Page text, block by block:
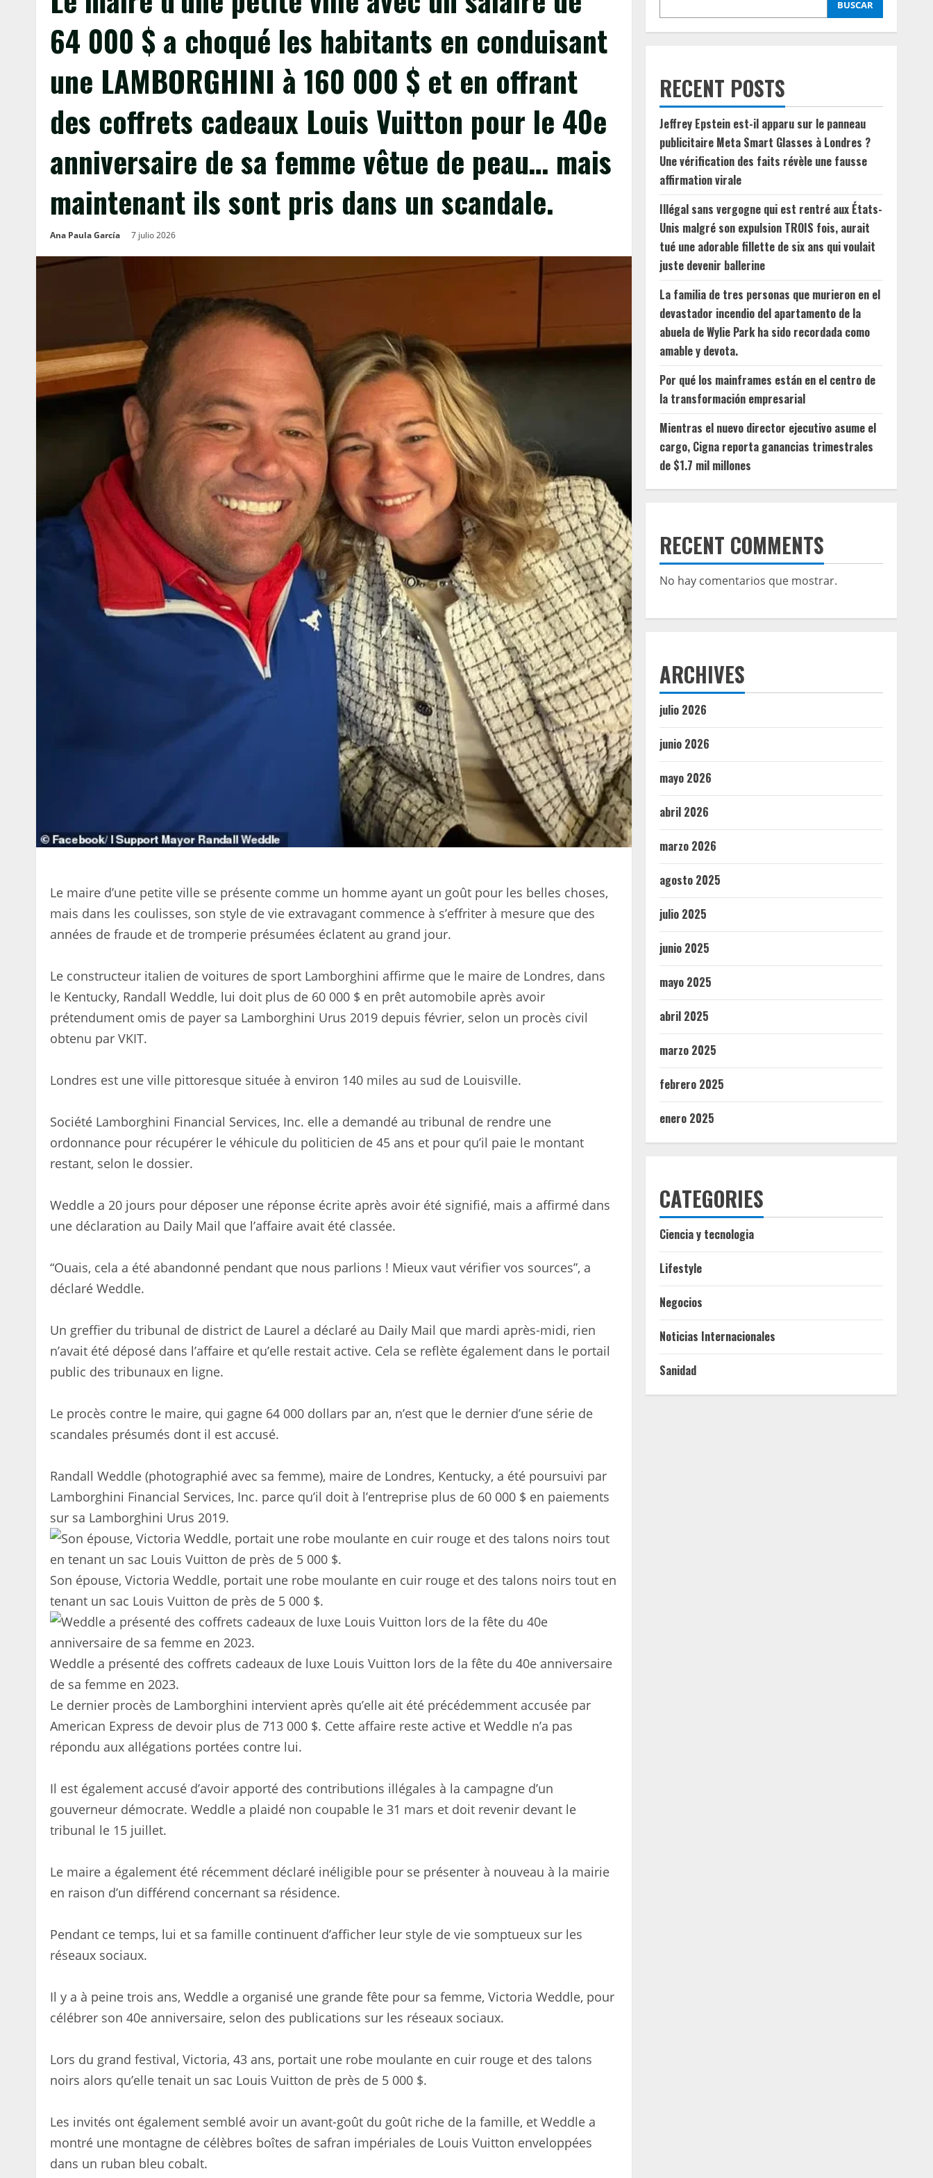
64 000 $ a choqué les habitants en conduisant
une LAMBORGHINI à 160 000 $ et en offrant
des coffrets cadeaux Louis Vuitton pour le 40e
anniversaire de sa femme vêtue de peau… mais
maintenant ils sont pris dans un scandale.
Ana Paula García 7 julio 2026
Le maire d’une petite ville se présente comme un homme ayant un goût pour les belles choses,
mais dans les coulisses, son style de vie extravagant commence à s’effriter à mesure que des
années de fraude et de tromperie présumées éclatent au grand jour.
Le constructeur italien de voitures de sport Lamborghini affirme que le maire de Londres, dans
le Kentucky, Randall Weddle, lui doit plus de 60 000 $ en prêt automobile après avoir
prétendument omis de payer sa Lamborghini Urus 2019 depuis février, selon un procès civil
obtenu par VKIT.
Londres est une ville pittoresque située à environ 140 miles au sud de Louisville.
Société Lamborghini Financial Services, Inc. elle a demandé au tribunal de rendre une
ordonnance pour récupérer le véhicule du politicien de 45 ans et pour qu’il paie le montant
restant, selon le dossier.
Weddle a 20 jours pour déposer une réponse écrite après avoir été signifié, mais a affirmé dans
une déclaration au Daily Mail que l’affaire avait été classée.
“Ouais, cela a été abandonné pendant que nous parlions ! Mieux vaut vérifier vos sources”, a
déclaré Weddle.
Un greffier du tribunal de district de Laurel a déclaré au Daily Mail que mardi après-midi, rien
n’avait été déposé dans l’affaire et qu’elle restait active. Cela se reflète également dans le portail
public des tribunaux en ligne.
Le procès contre le maire, qui gagne 64 000 dollars par an, n’est que le dernier d’une série de
scandales présumés dont il est accusé.
Randall Weddle (photographié avec sa femme), maire de Londres, Kentucky, a été poursuivi par
Lamborghini Financial Services, Inc. parce qu’il doit à l’entreprise plus de 60 000 $ en paiements
sur sa Lamborghini Urus 2019.
Son épouse, Victoria Weddle, portait une robe moulante en cuir rouge et des talons noirs tout en
tenant un sac Louis Vuitton de près de 5 000 $.
Weddle a présenté des coffrets cadeaux de luxe Louis Vuitton lors de la fête du 40e anniversaire
de sa femme en 2023.
Le dernier procès de Lamborghini intervient après qu’elle ait été précédemment accusée par
American Express de devoir plus de 713 000 $. Cette affaire reste active et Weddle n’a pas
répondu aux allégations portées contre lui.
Il est également accusé d’avoir apporté des contributions illégales à la campagne d’un
gouverneur démocrate. Weddle a plaidé non coupable le 31 mars et doit revenir devant le
tribunal le 15 juillet.
Le maire a également été récemment déclaré inéligible pour se présenter à nouveau à la mairie
en raison d’un différend concernant sa résidence.
Pendant ce temps, lui et sa famille continuent d’afficher leur style de vie somptueux sur les
réseaux sociaux.
Il y a à peine trois ans, Weddle a organisé une grande fête pour sa femme, Victoria Weddle, pour
célébrer son 40e anniversaire, selon des publications sur les réseaux sociaux.
Lors du grand festival, Victoria, 43 ans, portait une robe moulante en cuir rouge et des talons
noirs alors qu’elle tenait un sac Louis Vuitton de près de 5 000 $.
Les invités ont également semblé avoir un avant-goût du goût riche de la famille, et Weddle a
montré une montagne de célèbres boîtes de safran impériales de Louis Vuitton enveloppées
dans un ruban bleu cobalt.
BUSCAR
RECENT POSTS
Jeffrey Epstein est-il apparu sur le panneau
publicitaire Meta Smart Glasses à Londres ?
Une vérification des faits révèle une fausse
affirmation virale
Illégal sans vergogne qui est rentré aux États-
Unis malgré son expulsion TROIS fois, aurait
tué une adorable fillette de six ans qui voulait
juste devenir ballerine
La familia de tres personas que murieron en el
devastador incendio del apartamento de la
abuela de Wylie Park ha sido recordada como
amable y devota.
Por qué los mainframes están en el centro de
la transformación empresarial
Mientras el nuevo director ejecutivo asume el
cargo, Cigna reporta ganancias trimestrales
de $1.7 mil millones
RECENT COMMENTS
No hay comentarios que mostrar.
ARCHIVES
julio 2026
junio 2026
mayo 2026
abril 2026
marzo 2026
agosto 2025
julio 2025
junio 2025
mayo 2025
abril 2025
marzo 2025
febrero 2025
enero 2025
CATEGORIES
Ciencia y tecnologia
Lifestyle
Negocios
Noticias Internacionales
Sanidad